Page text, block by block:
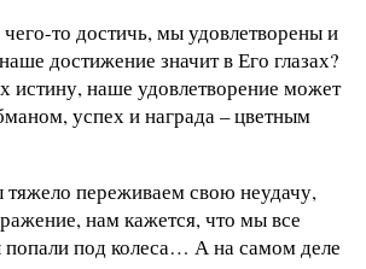
то достичь, мы удовлетворены и
достижение значит в Его глазах?
истину, наше удовлетворение может
успех и награда – цветным
переживаем свою неудачу,
нам кажется, что мы все
попали под колеса… А на самом деле